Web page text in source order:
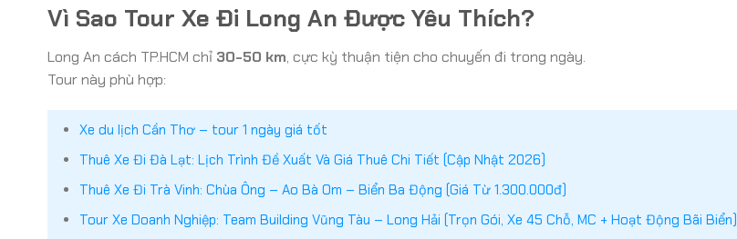
Vì Sao Tour Xe Đi Long An Được Yêu Thích?
Long An cách TP.HCM chỉ 30-50 km, cực kỳ thuận tiện cho chuyến đi trong ngày.
Tour này phù hợp:
Xe du lịch Cần Thơ – tour 1 ngày giá tốt
Thuê Xe Đi Đà Lạt: Lịch Trình Đề Xuất Và Giá Thuê Chi Tiết (Cập Nhật 2026)
Thuê Xe Đi Trà Vinh: Chùa Ông – Ao Bà Om – Biển Ba Động (Giá Từ 1.300.000đ)
Tour Xe Doanh Nghiệp: Team Building Vũng Tàu – Long Hải (Trọn Gói, Xe 45 Chỗ, MC + Hoạt Động Bãi Biển)